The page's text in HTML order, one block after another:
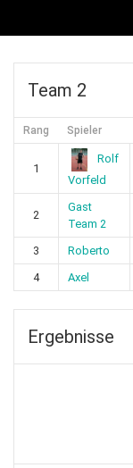
Team 2
Rang Spieler
1
Rolf
Vorfeld
2
Gast
Team 2
3 Roberto
4
Axel
Ergebnisse